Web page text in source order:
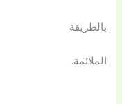
بالطريقة
الملائمة.